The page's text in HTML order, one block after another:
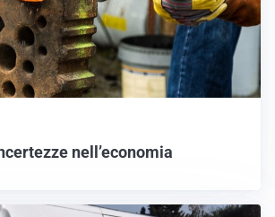
nell’economia